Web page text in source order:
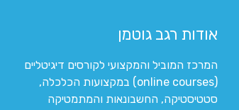
אודות רגב גוטמן
המרכז המוביל והמקצועי לקורסים דיגיטליים
(online courses) במקצועות הכלכלה,
סטטיסטיקה, החשבונאות והמתמטיקה